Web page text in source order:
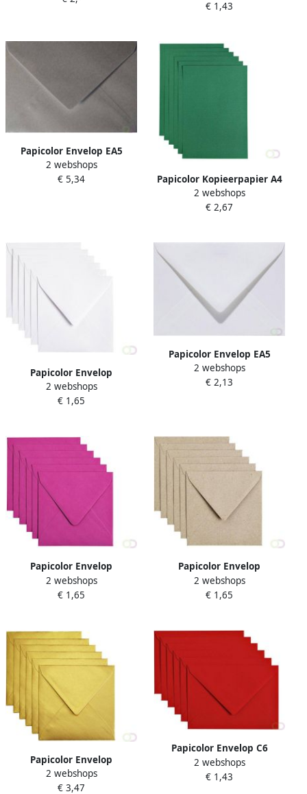
6 stuks
€ 1,43
Papicolor Envelop EA5
156x220mm metallic pearl-
platinum pak Ã 6 stuks
2 webshops
€ 5,34
Papicolor Kopieerpapier A4
100gr 12 vel dennengroen
2 webshops
€ 2,67
Papicolor Envelop
140x140mm kraft wit pak Ã
6 stuks
2 webshops
€ 1,65
Papicolor Envelop EA5
156x220mm hagelwit pak Ã
6 stuks
2 webshops
€ 2,13
Papicolor Envelop
140x140mm felroze pak Ã 6
stuks
2 webshops
€ 1,65
Papicolor Envelop
140x140mm kraft grijs pak
Ã 6 stuks
2 webshops
€ 1,65
Papicolor Envelop
140x140mm metallic goud
pak Ã 6 stuks
2 webshops
€ 3,47
Papicolor Envelop C6
114x162mm rood pak Ã 6
stuks
2 webshops
€ 1,43